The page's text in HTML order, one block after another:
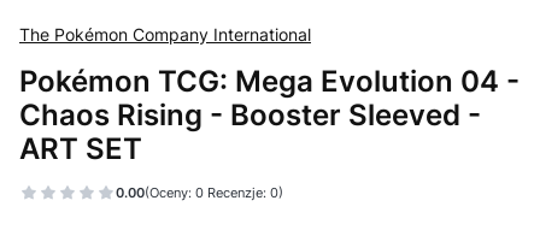
The Pokémon Company International
Pokémon TCG: Mega Evolution 04 -
Chaos Rising - Booster Sleeved -
ART SET
0.00(Oceny: 0 Recenzje: 0)